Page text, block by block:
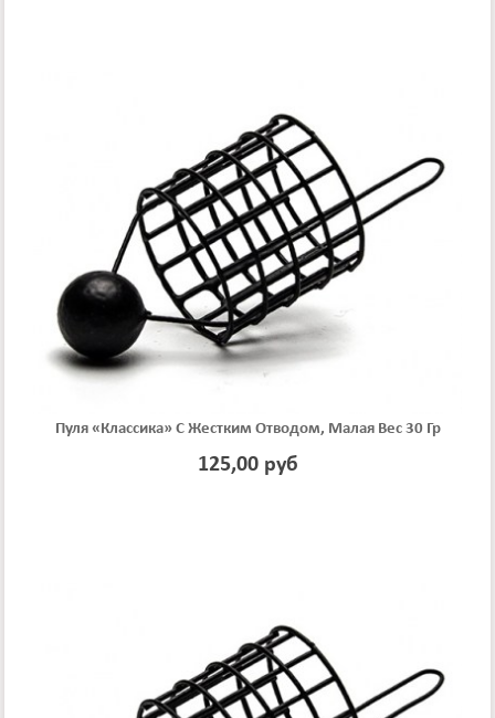
Пуля «классика» С Жестким Отводом, Малая Вес 30 Гр
125,00 руб